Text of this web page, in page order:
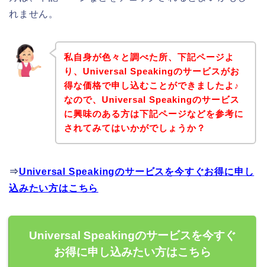
れません。
私自身が色々と調べた所、下記ページよ
り、Universal Speakingのサービスがお
得な価格で申し込むことができましたよ♪
なので、Universal Speakingのサービス
に興味のある方は下記ページなどを参考に
されてみてはいかがでしょうか？
⇒Universal Speakingのサービスを今すぐお得に申し
込みたい方はこちら
Universal Speakingのサービスを今すぐ
お得に申し込みたい方はこちら